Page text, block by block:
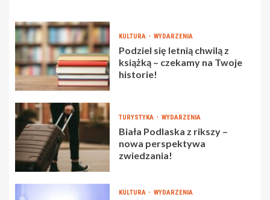
KULTURA WYDARZENIA
Podziel się letnią chwilą z
książką – czekamy na Twoje
historie!
TURYSTYKA WYDARZENIA
Biała Podlaska z rikszy –
nowa perspektywa
zwiedzania!
KULTURA WYDARZENIA